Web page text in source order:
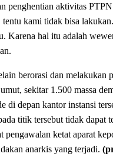
penghentian aktivitas
tentu kami tidak bisa
Karena hal itu adalah
berorasi dan melakukan
sekitar 1.500 massa
di depan kantor instansi
titik tersebut tidak dapat
pengawalan ketat aparat
anarkis yang terjadi.